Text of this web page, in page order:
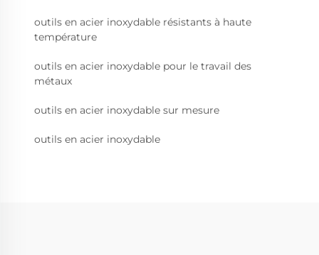
outils en acier inoxydable résistants à haute
température
outils en acier inoxydable pour le travail des
métaux
outils en acier inoxydable sur mesure
outils en acier inoxydable